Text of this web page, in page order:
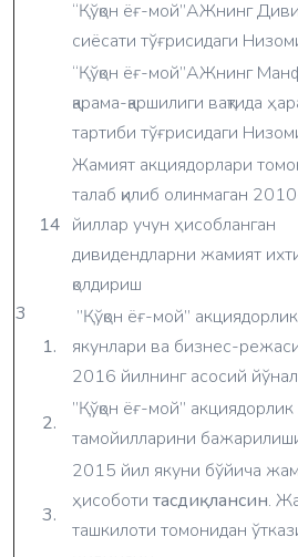
3
“Қўқон ёғ-мой”АЖнинг
сиёсати тўғрисидаги
“Қўқон ёғ-мой”АЖнинг
қарама-қаршилиги вақтида
тартиби тўғрисидаги
14
Жамият акциядорлари
талаб қилиб олинмаган
йиллар учун ҳисобланган
дивидендларни жамият
қолдириш
1.
”Қўқон ёғ-мой”
якунлари ва бизнес-
2016 йилнинг асосий
2.
”Қўқон ёғ-мой”
тамойилларини
3.
2015 йил якуни бўйича
ҳисоботи тасдиқлансин.
ташкилоти томонидан